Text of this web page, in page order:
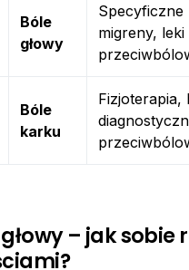
Bóle
głowy
Specyficzne
migreny, leki
Bóle
karku
Fizjoterapia,
– jak sobie